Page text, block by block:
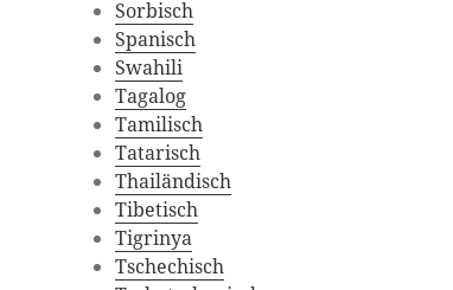
Sorbisch
Spanisch
Swahili
Tagalog
Tamilisch
Tatarisch
Thailändisch
Tibetisch
Tigrinya
Tschechisch